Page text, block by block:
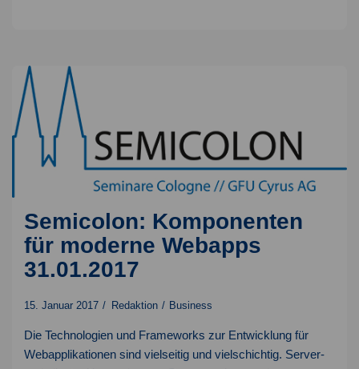
Semicolon: Komponenten
für moderne Webapps
31.01.2017
15. Januar 2017 Redaktion Business
Die Technologien und Frameworks zur Entwicklung für
Webapplikationen sind vielseitig und vielschichtig. Server-